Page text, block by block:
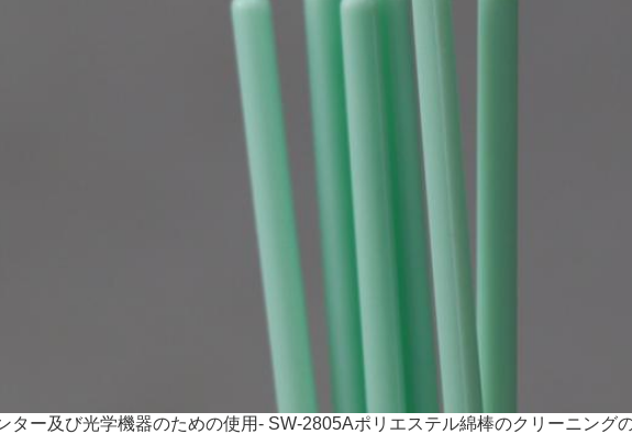
ター及び光学機器のための使用- SW-2805Aポリエステル綿棒のクリーニング